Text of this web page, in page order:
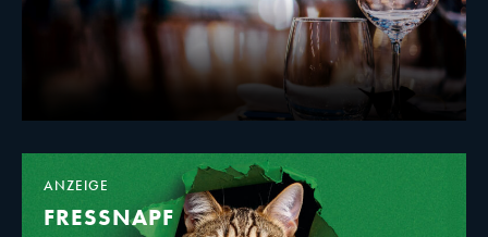
ANZEIGE
FRESSNAPF